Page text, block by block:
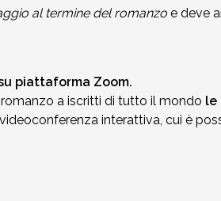
al termine del romanzo e deve
piattaforma Zoom.
a iscritti di tutto il mondo le
interattiva, cui è